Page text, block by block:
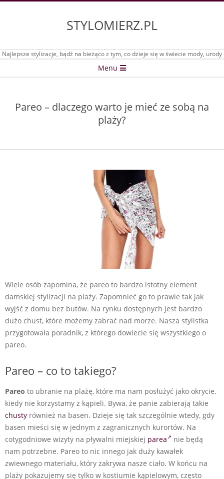
STYLOMIERZ.PL
Najlepsze stylizacje, bądź na bieżąco z tym, co dzieje się w świecie mody, urody
Menu
Pareo – dlaczego warto je mieć ze sobą na
plaży?
Wiele osób zapomina, że pareo to bardzo istotny element
damskiej stylizacji na plaży. Zapomnieć go to prawie tak jak
wyjść z domu bez butów. Na rynku dostępnych jest bardzo
dużo chust, które możemy zabrać nad morze. Nasza stylistka
przygotowała poradnik, z którego dowiecie się wszystkiego o
pareo.
Pareo – co to takiego?
Pareo to ubranie na plażę, które ma nam posłużyć jako okrycie,
kiedy nie korzystamy z kąpieli. Bywa, że panie zabierają takie
chusty również na basen. Dzieje się tak szczególnie wtedy, gdy
basen mieści się w jednym z zagranicznych kurortów. Na
cotygodniowe wizyty na pływalni miejskiej parea
nie będą
nam potrzebne. Pareo to nic innego jak duży kawałek
zwiewnego materiału, który zakrywa nasze ciało. W końcu na
plaży pokazujemy się tylko w kostiumie kąpielowym, często